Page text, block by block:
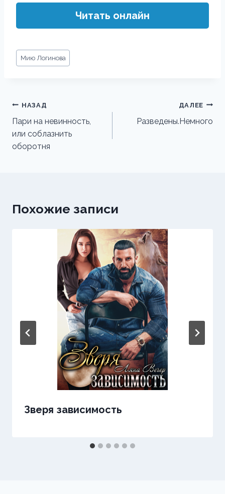
Читать онлайн
Метки
записи:
Мию Логинова
Навигация
по
записям
НАЗАД
Пари на невинность,
или соблазнить
оборотня
ДАЛЕЕ
Разведены.Немного
Похожие записи
Зверя зависимость